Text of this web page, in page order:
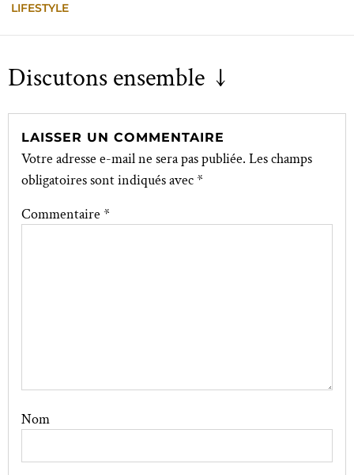
LIFESTYLE
Discutons ensemble ↓
LAISSER UN COMMENTAIRE
Votre adresse e-mail ne sera pas publiée. Les champs
obligatoires sont indiqués avec*
Commentaire *
Nom